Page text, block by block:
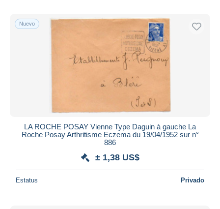
Nuevo
LA ROCHE POSAY Vienne Type Daguin à gauche La
Roche Posay Arthritisme Eczema du 19/04/1952 sur n°
886
± 1,38 US$
Estatus Privado